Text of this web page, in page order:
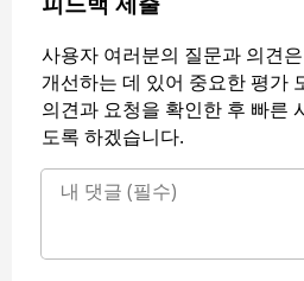
사용자 여러분의 질문과 의견
개선하는 데 있어 중요한 평가
의견과 요청을 확인한 후 빠른
도록 하겠습니다.